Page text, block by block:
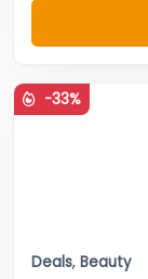
-33%
Deals, Beauty